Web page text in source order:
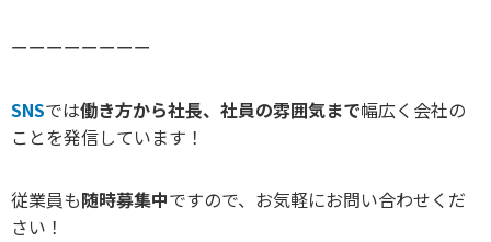
ーーーーーーーー
SNSでは働き方から社長、社員の雰囲気まで幅広く会社の
ことを発信しています！
従業員も随時募集中ですので、お気軽にお問い合わせくだ
さい！